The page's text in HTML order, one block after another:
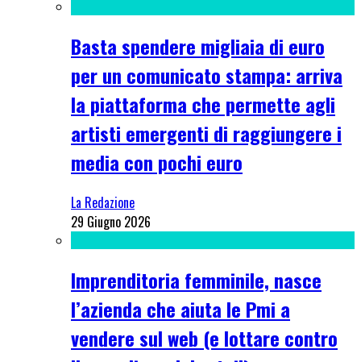
Basta spendere migliaia di euro
per un comunicato stampa: arriva
la piattaforma che permette agli
artisti emergenti di raggiungere i
media con pochi euro
La Redazione
29 Giugno 2026
Imprenditoria femminile, nasce
l’azienda che aiuta le Pmi a
vendere sul web (e lottare contro